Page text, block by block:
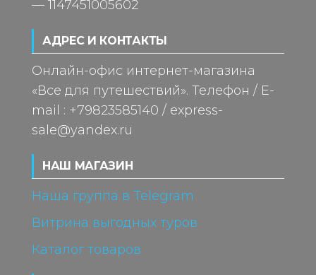
— 1147451005602
АДРЕС И КОНТАКТЫ
Онлайн-офис интернет-магазина
«Все для путешествий». Телефон / E-
mail : +79823585140 / express-
sale@yandex.ru
НАШ МАГАЗИН
Наша группа в Telegram
Витрина выгодных туров
Каталог товаров